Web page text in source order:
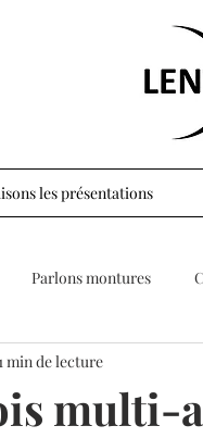
les présentations
Parlons montures
multi-
min de lecture